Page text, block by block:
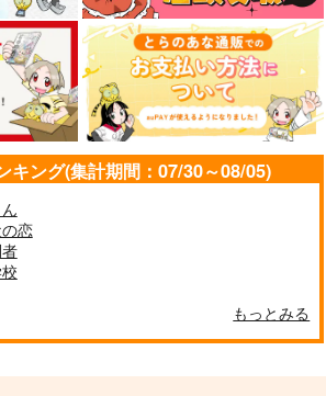
Familie2
サラダ定食
858円（税込）
カイザー×潔世一
サンプル
144,000の墓場
マルメラーダ
1,502円（税込）
カイザー×潔世一
サンプル
カート カート
すくすく子育て 年齢
別で見る恋人の育て方
キング(集計期間：07/30～08/05)
恋
もっとみる